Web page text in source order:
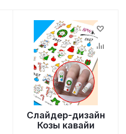
Слайдер-дизайн
Козы кавайи